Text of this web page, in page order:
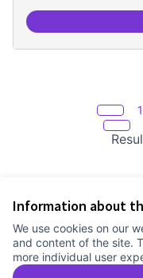
Information about
We use cookies on our
and content of the site.
more individual user
1
Cookie settings
Comunitat Canòdrom at
(External link)
Comunitat Canòdrom at
(External link)
Comunitat Canòdrom at
(External link)
English
Triar la llenguaElegir el